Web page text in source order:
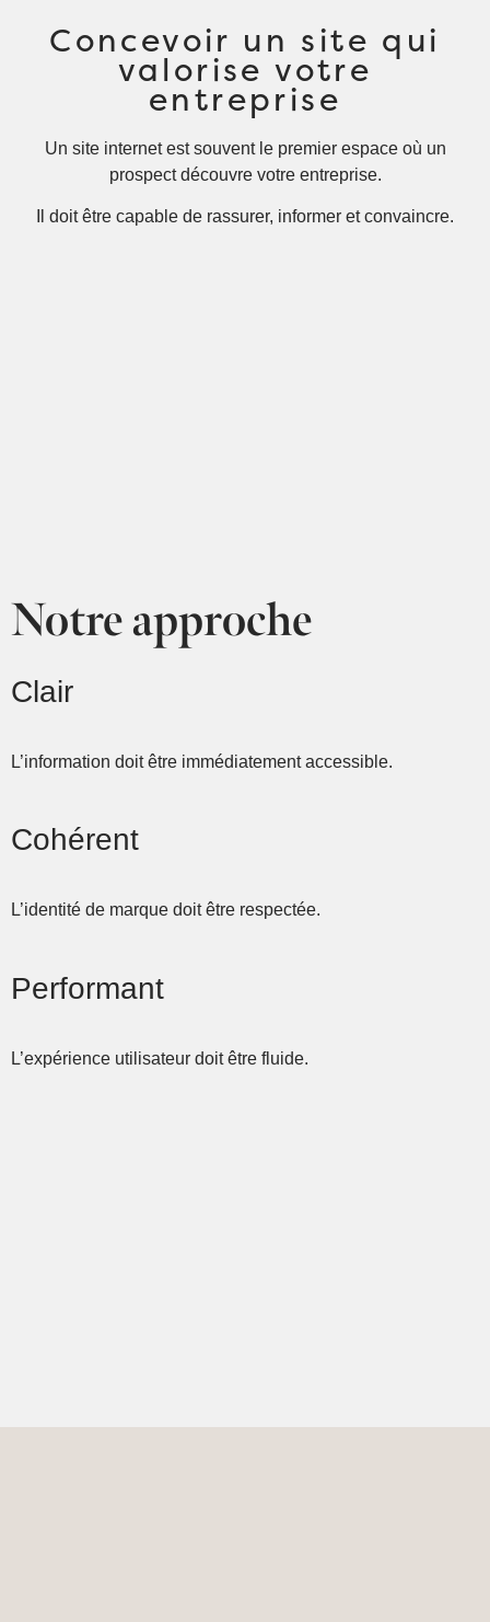
Concevoir un site qui
valorise votre
entreprise
Un site internet est souvent le premier espace où un
prospect découvre votre entreprise.
Il doit être capable de rassurer, informer et convaincre.
Notre approche
Clair
L’information doit être immédiatement accessible.
Cohérent
L’identité de marque doit être respectée.
Performant
L’expérience utilisateur doit être fluide.